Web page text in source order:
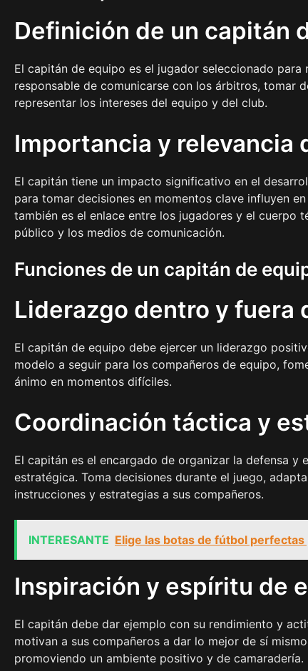
Definición de un capitán
El capitán de equipo es el jugador seleccionado
responsable de comunicarse con los árbitros, tomar
representar los intereses del equipo y del club.
Importancia y relevancia
El capitán tiene un impacto significativo en el
para tomar decisiones en momentos clave influyen
también es el enlace entre los jugadores y el cuerpo
público y los medios de comunicación.
Funciones de un capitán de
Liderazgo dentro y fuera
El capitán de equipo debe ejercer un liderazgo
modelo a seguir para los compañeros de equipo,
ánimo en momentos difíciles.
Coordinación táctica y
El capitán es el encargado de organizar la defensa
estratégica. Toma decisiones durante el juego,
instrucciones y estrategias a sus compañeros.
INTERESANTE Elige las botas de fútbol
Inspiración y espíritu de
El capitán debe dar ejemplo con su rendimiento y
motivan a sus compañeros a dar lo mejor de sí
promoviendo un ambiente positivo y de camaradería.